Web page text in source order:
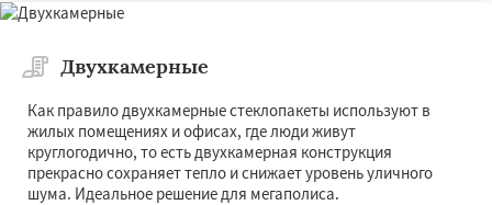
Двухкамерные
Как правило двухкамерные стеклопакеты используют в
жилых помещениях и офисах, где люди живут
круглогодично, то есть двухкамерная конструкция
прекрасно сохраняет тепло и снижает уровень уличного
шума. Идеальное решение для мегаполиса.